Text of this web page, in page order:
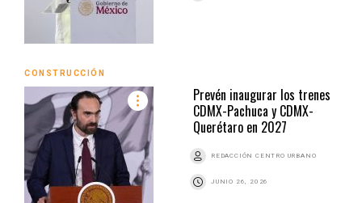
CONSTRUCCIÓN
Prevén inaugurar los trenes
CDMX-Pachuca y CDMX-
Querétaro en 2027
REDACCIÓN CENTRO URBANO
JUNIO 26, 2026